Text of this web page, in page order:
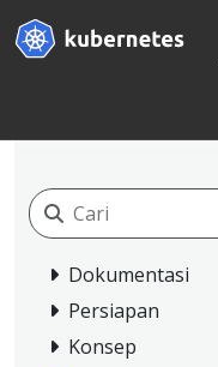
Dokumentasi
Persiapan
Konsep